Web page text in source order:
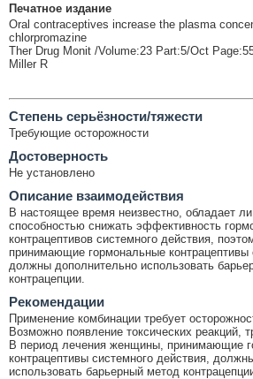
Печатное издание
Oral contraceptives increase the plasma
chlorpromazine
Ther Drug Monit /Volume:23 Part:5/Oct
Miller R
Cтепень серьёзности/тяжести
Требующие осторожности
Достоверность
Не установлено
Описание взаимодействия
В настоящее время неизвестно, обладает
способностью снижать эффективность
контрацептивов системного действия,
принимающие гормональные контрацептивы
должны дополнительно использовать
контрацепции.
Рекомендации
Применение комбинации требует
Возможно появление токсических реакций,
В период лечения женщины, принимающие
контрацептивы системного действия,
использовать барьерный метод